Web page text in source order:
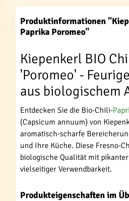
Produktinformationen
Paprika Poromeo"
Kiepenkerl BIO
'Poromeo' -
aus biologischem
Entdecken Sie die Bio-Chili-
(Capsicum annuum) von
aromatisch-scharfe
und Ihre Küche. Diese Fresno-
biologische Qualität mit
vielseitiger Verwendbarkeit.
Produkteigenschaften im